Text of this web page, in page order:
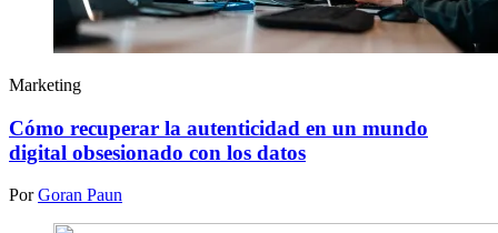
Marketing
Cómo recuperar la autenticidad en un mundo
digital obsesionado con los datos
PorGoran Paun